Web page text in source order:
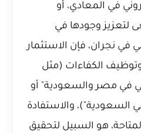
في المعادي، أو
وجودها في
في نجران، فإن الاستثمار
الكفاءات (مثل
في مصر والسعودية" أو
والاستفادة
هو السبيل لتحقيق